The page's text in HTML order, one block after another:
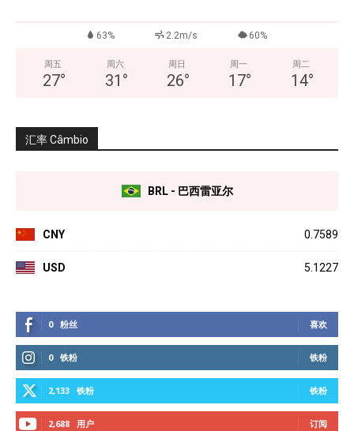
63% 2.2m/s 60%
周五
27°
周六
31 °
周日
26°
周一
17°
周二
14°
汇率 Câmbio
BRL - 巴西雷亚尔
CNY 0.7589
USD 5.1227
0 粉丝 喜欢
0 铁粉 铁粉
2,133 铁粉 铁粉
2,688 用户 订阅